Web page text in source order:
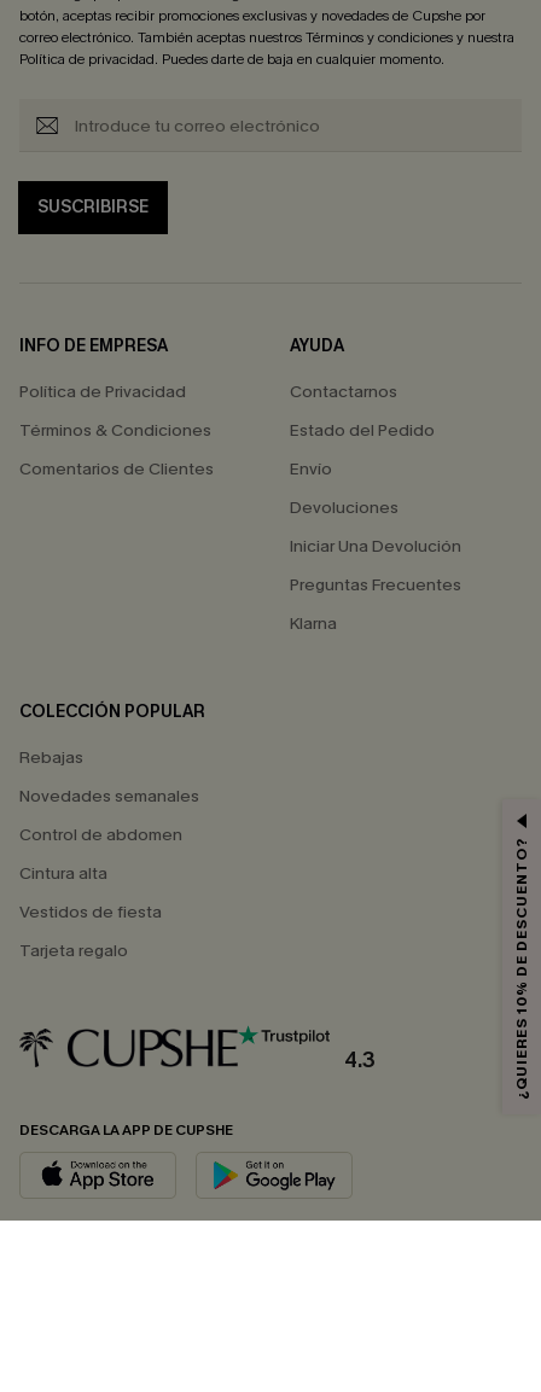
botón, aceptas recibir promociones exclusivas y novedades de Cupshe por
correo electrónico. También aceptas nuestrosTérminos y condicionesy nuestra
Política de privacidad. Puedes darte de baja en cualquier momento.
SUSCRIBIRSE
INFO DE EMPRESA
Política de Privacidad
Términos & Condiciones
Comentarios de Clientes
AYUDA
Contactarnos
Estado del Pedido
Envío
Devoluciones
Iniciar Una Devolución
Preguntas Frecuentes
Klarna
COLECCIÓN POPULAR
Rebajas
Novedades semanales
Control de abdomen
Cintura alta
Vestidos de fiesta
Tarjeta regalo
4.3
DESCARGA LA APP DE CUPSHE
¿QUIERES 10% DE DESCUENTO?